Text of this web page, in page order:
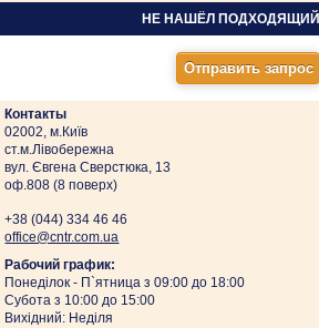
НЕ НАШЁЛ ПОДХОДЯЩИЙ
Контакты
02002, м.Київ
ст.м.Лівобережна
вул. Євгена Сверстюка, 13
оф.808 (8 поверх)
+38 (044)334 46 46
оffice@cntr.com.ua
Рабочий график:
Понеділок - П`ятница з 09:00 до 18:00
Субота з 10:00 до 15:00
Вихідний: Неділя